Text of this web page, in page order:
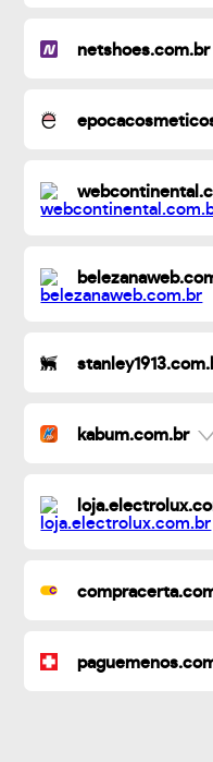
netshoes.com.br
kabum.com.br